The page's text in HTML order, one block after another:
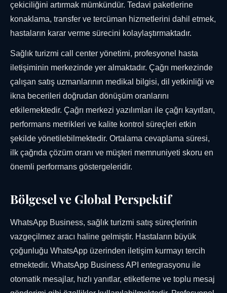
çekiciliğini artırmak mümkündür. Tedavi paketlerine
konaklama, transfer ve tercüman hizmetlerini dahil etmek,
hastaların karar verme sürecini kolaylaştırmaktadır.
Sağlık turizmi call center yönetimi, profesyonel hasta
iletişiminin merkezinde yer almaktadır. Çağrı merkezinde
çalışan satış uzmanlarının medikal bilgisi, dil yetkinliği ve
ikna becerileri doğrudan dönüşüm oranlarını
etkilemektedir. Çağrı merkezi yazılımları ile çağrı kayıtları,
performans metrikleri ve kalite kontrol süreçleri etkin
şekilde yönetilebilmektedir. Ortalama cevaplama süresi,
ilk çağrıda çözüm oranı ve müşteri memnuniyeti skoru en
önemli performans göstergeleridir.
Bölgesel ve Global Perspektif
WhatsApp Business, sağlık turizmi satış süreçlerinin
vazgeçilmez aracı haline gelmiştir. Hastaların büyük
çoğunluğu WhatsApp üzerinden iletişim kurmayı tercih
etmektedir. WhatsApp Business API entegrasyonu ile
otomatik mesajlar, hızlı yanıtlar, etiketleme ve toplu mesaj